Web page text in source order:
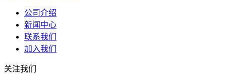
公司介绍
新闻中心
联系我们
加入我们
关注我们